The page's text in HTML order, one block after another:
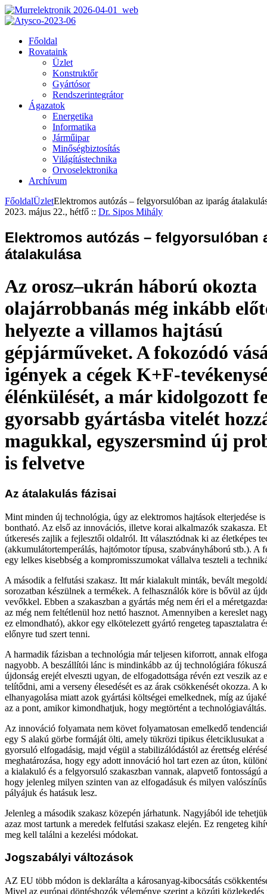
Főoldal
Rovataink
Üzlet
Konstruktőr
Gyártósor
Rendszerintegrátor
Ágazatok
Energetika
Informatika
Járműipar
Minőségbiztosítás
Világítástechnika
Orvoselektronika
Archívum
FőoldalÜzletElektromos autózás – felgyorsulóban az iparág
2023. május 22., hétfő :: Dr. Sipos Mihály
Elektromos autózás – felgyorsulóban
átalakulása
Az orosz–ukrán háború okozta
olajárrobbanás még inkább
helyezte a villamos hajtású
gépjárműveket. A fokozódó
igények a cégek K+F-
élénkülését, a már kidolgozott
gyorsabb gyártásba vitelét
magukkal, egyszersmind új
is felvetve
Az átalakulás fázisai
Mint minden új technológia, úgy az elektromos hajtások elterjedése is
bontható. Az első az innovációs, illetve korai alkalmazók szakasza.
útkeresés zajlik a fejlesztői oldalról. Itt választódnak ki az életképes
(akkumulátortemperálás, hajtómotor típusa, szabványháború stb.). A
egy lelkes kisebbség a kompromisszumokat vállalva teszteli a
A második a felfutási szakasz. Itt már kialakult minták, bevált
sorozatban készülnek a termékek. A felhasználók köre is bővül az
vevőkkel. Ebben a szakaszban a gyártás még nem éri el a
az még nem feltétlenül hoz nettó hasznot. Amennyiben a kereslet
ez elmondható), akkor egy elkötelezett gyártó rengeteg tapasztalatra
előnyre tud szert tenni.
A harmadik fázisban a technológia már teljesen kiforrott, annak
nagyobb. A beszállítói lánc is mindinkább az új technológiára
újdonság erejét elveszti ugyan, de elfogadottsága révén ezt veszik az
telítődni, ami a verseny élesedését es az árak csökkenését okozza. A
elhanyagolása miatt azok gyártási költségei emelkednek, míg az
az a pont, amikor kimondhatjuk, hogy megtörtént a technológiaváltás.
Az innováció folyamata nem követ folyamatosan emelkedő
egy S alakú görbe formáját ölti, amely tükrözi tipikus életciklusukat a
gyorsuló elfogadásig, majd végül a stabilizálódástól az érettség
meghatározása, hogy egy adott innováció hol tart ezen az úton,
a kialakuló és a felgyorsuló szakaszban vannak, alapvető fontosságú
hogy jelenleg milyen szinten van az elfogadásuk és milyen
pályájuk és hatásuk lesz.
Jelenleg a második szakasz közepén járhatunk. Nagyjából ide
azaz most tartunk a meredek felfutási szakasz elején. Ez rengeteg
meg kell találni a kezelési módokat.
Jogszabályi változások
AZ EU több módon is deklarálta a károsanyag-kibocsátás
Mivel az európai döntéshozók véleménye szerint a közúti közlekedés